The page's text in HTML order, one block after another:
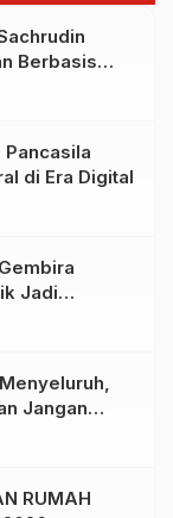
Berbasis
Pancasila
di Era Digital
Jadi
Klub-Klub
Jangan
RUMAH